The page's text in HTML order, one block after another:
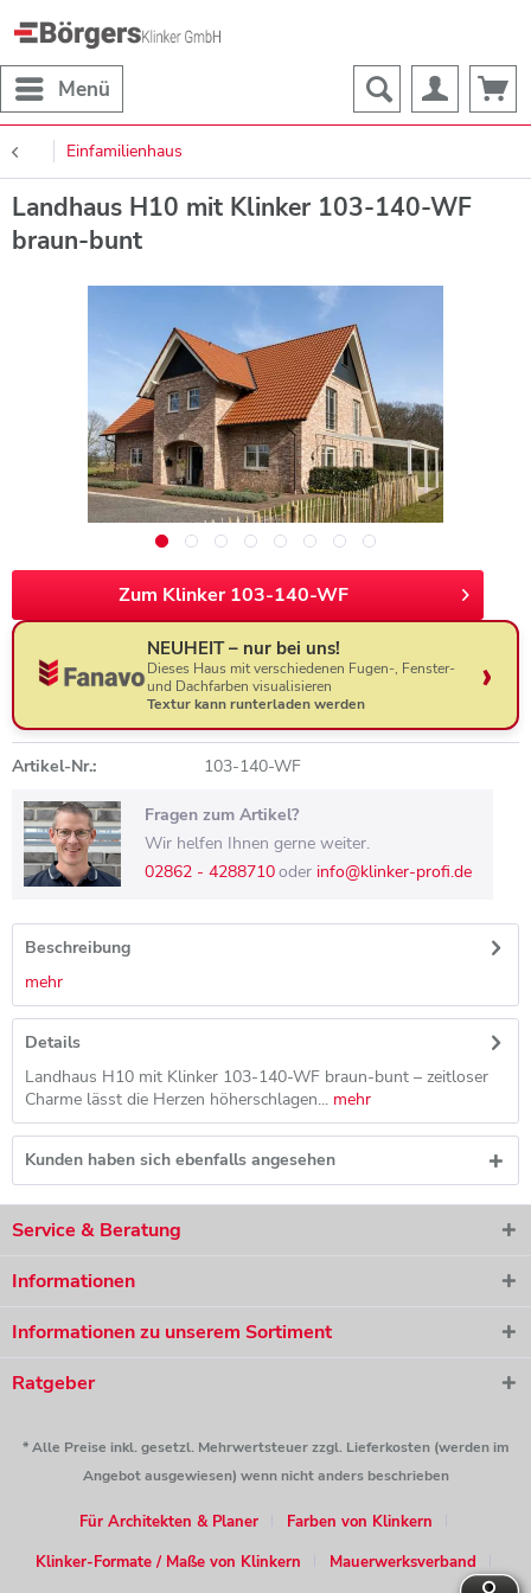
Menü
Einfamilienhaus
Landhaus H10 mit Klinker 103-140-WF
braun-bunt
Zum Klinker 103-140-WF
NEUHEIT – nur bei uns!
Dieses Haus mit verschiedenen Fugen-, Fenster-
und Dachfarben visualisieren
Textur kann runterladen werden
Artikel-Nr.: 103-140-WF
Fragen zum Artikel?
Wir helfen Ihnen gerne weiter.
02862 - 4288710oder info@klinker-profi.de
Beschreibung
mehr
Details
Landhaus H10 mit Klinker 103-140-WF braun-bunt – zeitloser
Charme lässt die Herzen höherschlagen... mehr
Kunden haben sich ebenfalls angesehen
Service & Beratung
Informationen
Informationen zu unserem Sortiment
Ratgeber
* Alle Preise inkl. gesetzl. Mehrwertsteuer zzgl. Lieferkosten (werden im
Angebot ausgewiesen) wenn nicht anders beschrieben
Für Architekten & Planer
Farben von Klinkern
Klinker-Formate / Maße von Klinkern
Mauerwerksverband